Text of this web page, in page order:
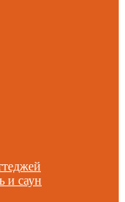
и саун